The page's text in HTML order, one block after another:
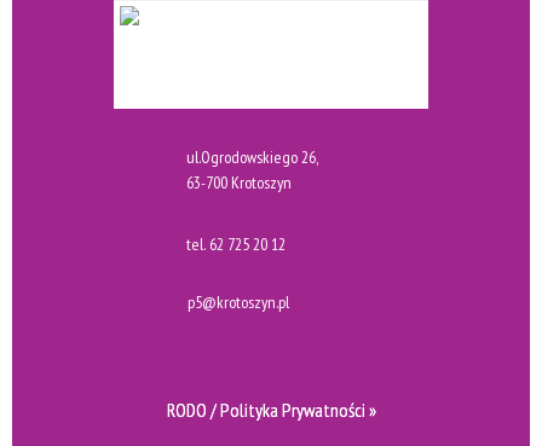
ul.Ogrodowskiego 26,
63-700 Krotoszyn
tel. 62 725 20 12
p5@krotoszyn.pl
RODO / Polityka Prywatności »